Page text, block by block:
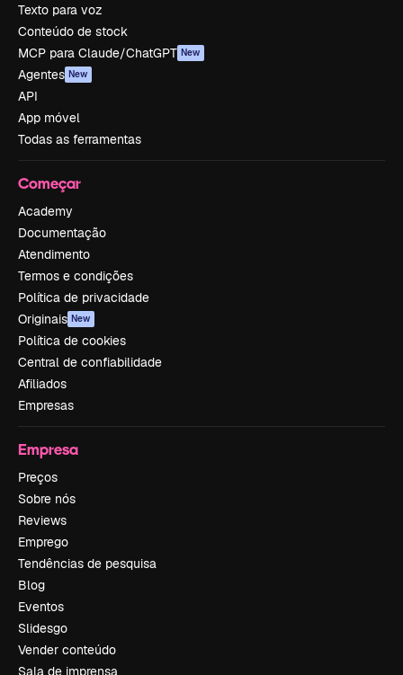
Texto para voz
Conteúdo de stock
MCP para Claude/ChatGPT New
Agentes New
API
App móvel
Todas as ferramentas
Começar
Academy
Documentação
Atendimento
Termos e condições
Política de privacidade
Originais New
Política de cookies
Central de confiabilidade
Afiliados
Empresas
Empresa
Preços
Sobre nós
Reviews
Emprego
Tendências de pesquisa
Blog
Eventos
Slidesgo
Vender conteúdo
Sala de imprensa